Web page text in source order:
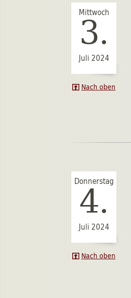
Mittwoch
3.
Juli 2024
Nach oben
Donnerstag
4.
Juli 2024
Nach oben